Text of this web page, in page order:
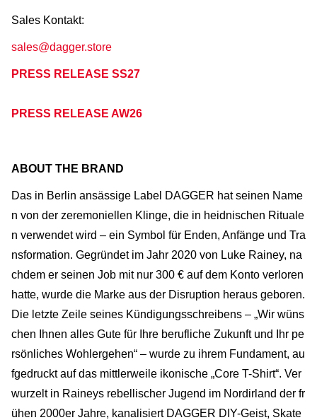
Sales Kontakt:
sales@dagger.store
PRESS RELEASE SS27
PRESS RELEASE AW26
ABOUT THE BRAND
Das in Berlin ansässige Label DAGGER hat seinen Name
n von der zeremoniellen Klinge, die in heidnischen Rituale
n verwendet wird – ein Symbol für Enden, Anfänge und Tra
nsformation. Gegründet im Jahr 2020 von Luke Rainey, na
chdem er seinen Job mit nur 300 € auf dem Konto verloren
hatte, wurde die Marke aus der Disruption heraus geboren.
Die letzte Zeile seines Kündigungsschreibens – „Wir wüns
chen Ihnen alles Gute für Ihre berufliche Zukunft und Ihr pe
rsönliches Wohlergehen“ – wurde zu ihrem Fundament, au
fgedruckt auf das mittlerweile ikonische „Core T-Shirt“. Ver
wurzelt in Raineys rebellischer Jugend im Nordirland der fr
ühen 2000er Jahre, kanalisiert DAGGER DIY-Geist, Skate